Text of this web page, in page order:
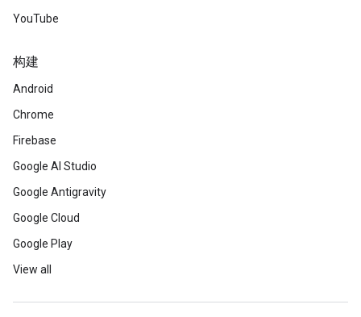
YouTube
构建
Android
Chrome
Firebase
Google AI Studio
Google Antigravity
Google Cloud
Google Play
View all